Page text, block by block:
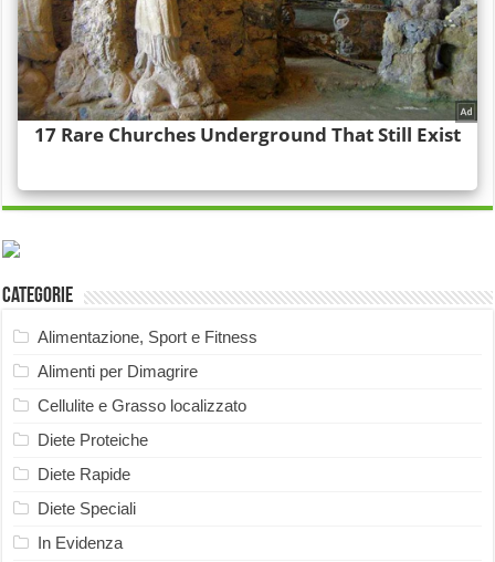
Categorie
Alimentazione, Sport e Fitness
Alimenti per Dimagrire
Cellulite e Grasso localizzato
Diete Proteiche
Diete Rapide
Diete Speciali
In Evidenza